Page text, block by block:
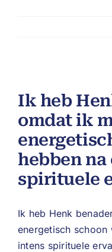
Ik heb
omdat ik
hebben
spirituele
Ik heb Henk
energetisch schoon
intens spirituele